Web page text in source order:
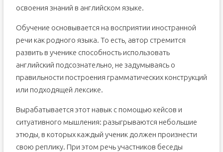
освоения знаний в английском языке.
Обучение основывается на восприятии иностранной
речи как родного языка. То есть, автор стремится
развить в ученике способность использовать
английский подсознательно, не задумываясь о
правильности построения грамматических конструкций
или подходящей лексике.
Вырабатывается этот навык с помощью кейсов и
ситуативного мышления: разыгрываются небольшие
этюды, в которых каждый ученик должен произнести
свою реплику. При этом речь участников беседы